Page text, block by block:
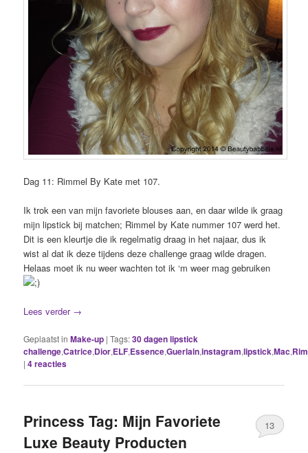
Dag 11: Rimmel By Kate met 107.
Ik trok een van mijn favoriete blouses aan, en daar wilde ik graag
mijn lipstick bij matchen; Rimmel by Kate nummer 107 werd het.
Dit is een kleurtje die ik regelmatig draag in het najaar, dus ik
wist al dat ik deze tijdens deze challenge graag wilde dragen.
Helaas moet ik nu weer wachten tot ik ‘m weer mag gebruiken
Lees verder →
Geplaatst in Make-up |Tags:30 dagen lipstick
challenge,Catrice,Dior,ELF,Essence,Guerlain,instagram,lipstick,Mac,
|4reacties
Princess Tag: Mijn Favoriete
Luxe Beauty Producten
13